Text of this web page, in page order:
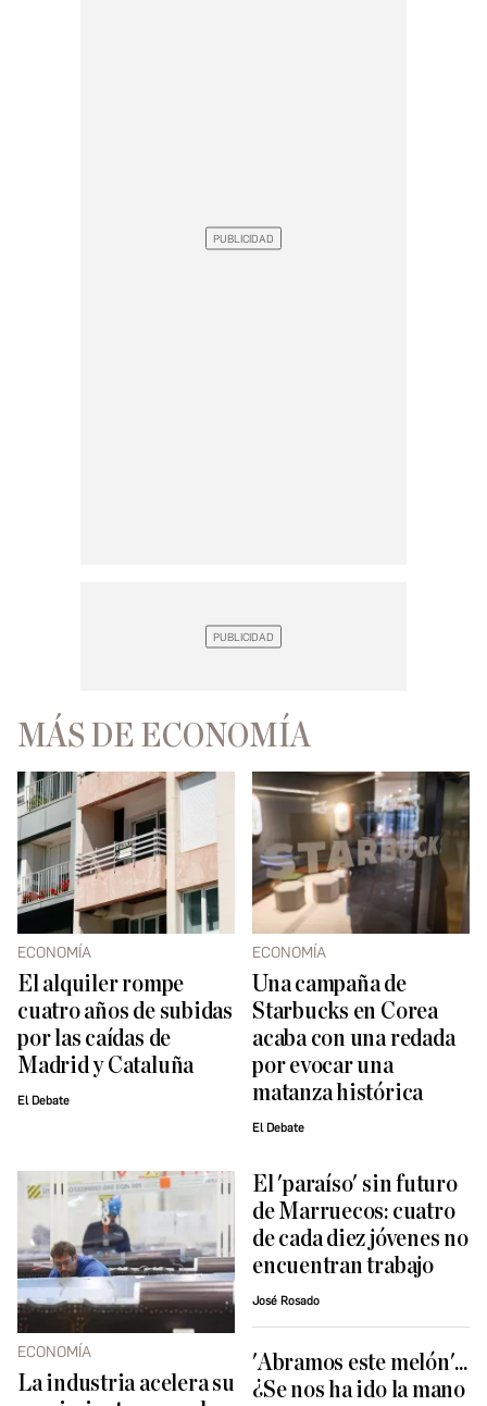
MÁS DE ECONOMÍA
ECONOMÍA
El alquiler rompe
cuatro años de subidas
por las caídas de
Madrid y Cataluña
El Debate
ECONOMÍA
Una campaña de
Starbucks en Corea
acaba con una redada
por evocar una
matanza histórica
El Debate
ECONOMÍA
La industria acelera su
El 'paraíso' sin futuro
de Marruecos: cuatro
de cada diez jóvenes no
encuentran trabajo
José Rosado
'Abramos este melón'...
¿Se nos ha ido la mano